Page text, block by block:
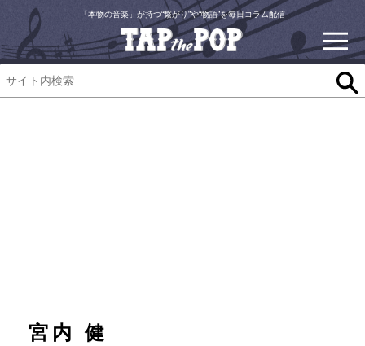
「本物の音楽」が持つ“繋がり”や“物語”を毎日コラム配信
宮内 健